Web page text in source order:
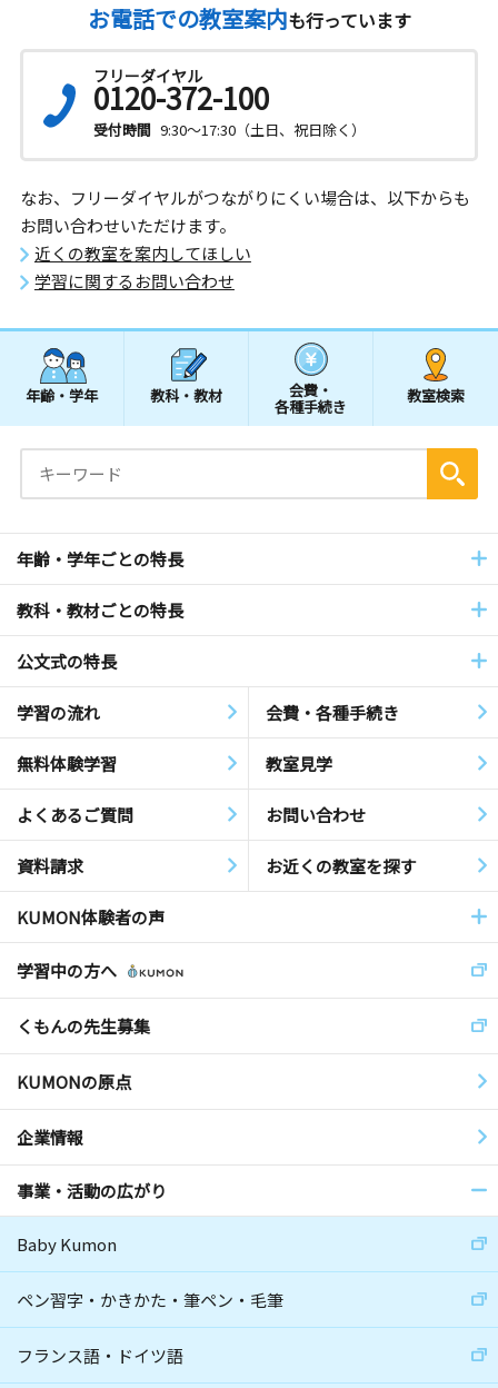
お電話での教室案内も行っています
フリーダイヤル
0120-372-100
受付時間 9:30～17:30（土日、祝日除く）
なお、フリーダイヤルがつながりにくい場合は、以下からも
お問い合わせいただけます。
近くの教室を案内してほしい
学習に関するお問い合わせ
年齢・学年 教科・教材 会費・
各種手続き
教室検索
年齢・学年ごとの特長
教科・教材ごとの特長
公文式の特長
学習の流れ 会費・各種手続き
無料体験学習 教室見学
よくあるご質問 お問い合わせ
資料請求 お近くの教室を探す
KUMON体験者の声
学習中の方へ
くもんの先生募集
KUMONの原点
企業情報
事業・活動の広がり
Baby Kumon
ペン習字・かきかた・筆ペン・毛筆
フランス語・ドイツ語